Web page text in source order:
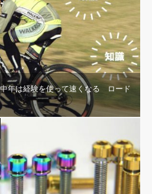
年は経験を使って速くなる ロード